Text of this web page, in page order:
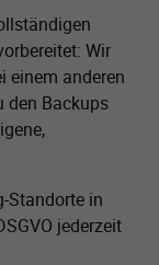
Wir
einem anderen
den Backups
Standorte in
jederzeit